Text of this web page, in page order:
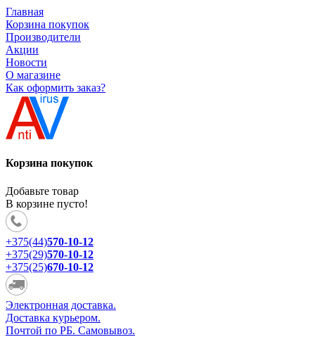
Главная
Корзина покупок
Производители
Акции
Новости
О магазине
Как оформить заказ?
Корзина покупок
Добавьте товар
В корзине пусто!
+375(44)570-10-12
+375(29)570-10-12
+375(25)670-10-12
Электронная доставка.
Доставка курьером.
Почтой по РБ. Самовывоз.